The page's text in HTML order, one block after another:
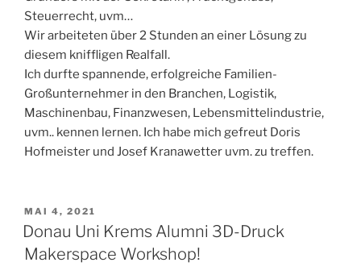
Steuerrecht, uvm…
Wir arbeiteten über 2 Stunden an einer Lösung zu
diesem kniffligen Realfall.
Ich durfte spannende, erfolgreiche Familien-
Großunternehmer in den Branchen, Logistik,
Maschinenbau, Finanzwesen, Lebensmittelindustrie,
uvm.. kennen lernen. Ich habe mich gefreut Doris
Hofmeister und Josef Kranawetter uvm. zu treffen.
VERÖFFENTLICHT
AM
MAI 4, 2021
Donau Uni Krems Alumni 3D-Druck
Makerspace Workshop!